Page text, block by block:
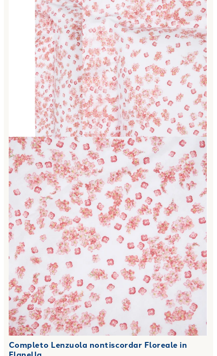
Completo Lenzuola nontiscordar Floreale in